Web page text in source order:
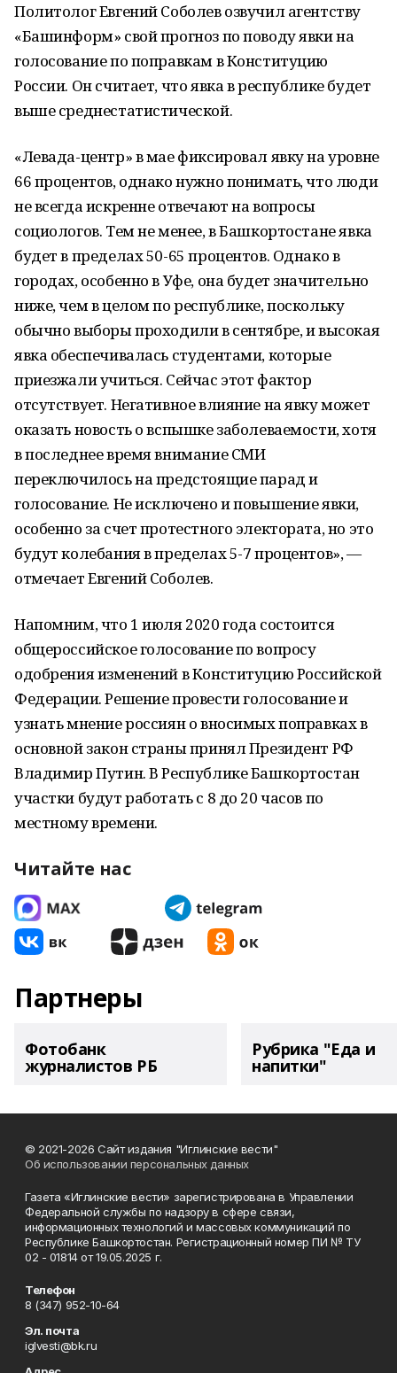
Политолог Евгений Соболев озвучил агентству
«Башинформ» свой прогноз по поводу явки на
голосование по поправкам в Конституцию
России. Он считает, что явка в республике будет
выше среднестатистической.
«Левада-центр» в мае фиксировал явку на уровне
66 процентов, однако нужно понимать, что люди
не всегда искренне отвечают на вопросы
социологов. Тем не менее, в Башкортостане явка
будет в пределах 50-65 процентов. Однако в
городах, особенно в Уфе, она будет значительно
ниже, чем в целом по республике, поскольку
обычно выборы проходили в сентябре, и высокая
явка обеспечивалась студентами, которые
приезжали учиться. Сейчас этот фактор
отсутствует. Негативное влияние на явку может
оказать новость о вспышке заболеваемости, хотя
в последнее время внимание СМИ
переключилось на предстоящие парад и
голосование. Не исключено и повышение явки,
особенно за счет протестного электората, но это
будут колебания в пределах 5-7 процентов», —
отмечает Евгений Соболев.
Напомним, что 1 июля 2020 года состоится
общероссийское голосование по вопросу
одобрения изменений в Конституцию Российской
Федерации. Решение провести голосование и
узнать мнение россиян о вносимых поправках в
основной закон страны принял Президент РФ
Владимир Путин. В Республике Башкортостан
участки будут работать с 8 до 20 часов по
местному времени.
Читайте нас
Партнеры
Фотобанк
журналистов РБ
Рубрика "Еда и
напитки"
© 2021-2026 Сайт издания "Иглинские вести"
Об использовании персональных данных
Газета «Иглинские вести» зарегистрирована в Управлении
Федеральной службы по надзору в сфере связи,
информационных технологий и массовых коммуникаций по
Республике Башкортостан. Регистрационный номер ПИ № ТУ
02 - 01814 от 19.05.2025 г.
Телефон
8 (347) 952-10-64
Эл. почта
iglvesti@bk.ru